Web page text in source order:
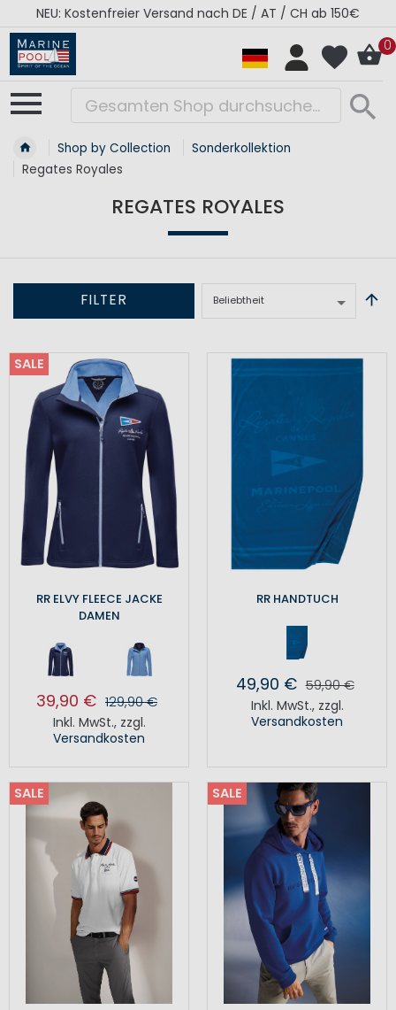
NEU: Kostenfreier Versand nach DE / AT / CH ab 150€
0
Shop by Collection
Sonderkollektion
Regates Royales
REGATES ROYALES
FILTER
SALE
RR ELVY FLEECE JACKE
DAMEN
39,90 € 129,90 €
Inkl. MwSt., zzgl.
Versandkosten
RR HANDTUCH
49,90 € 59,90 €
Inkl. MwSt., zzgl.
Versandkosten
SALE SALE